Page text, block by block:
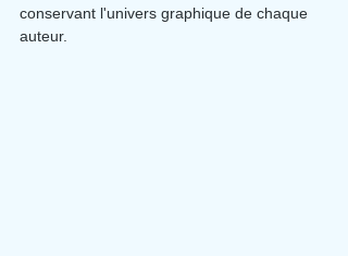
conservant l'univers graphique de chaque
auteur.